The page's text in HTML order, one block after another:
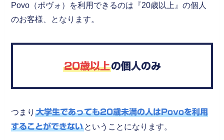
Povo（ポヴォ）を利用できるのは『20歳以上』の個人
のお客様、となります。
20歳以上の個人のみ
つまり大学生であっても20歳未満の人はPovoを利用
することができない ということになります。